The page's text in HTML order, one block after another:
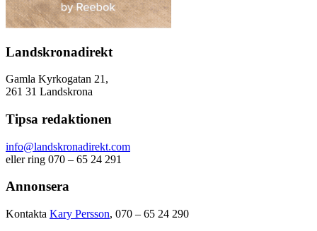
Landskronadirekt
Gamla Kyrkogatan 21,
261 31 Landskrona
Tipsa redaktionen
info@landskronadirekt.com
eller ring 070 – 65 24 291
Annonsera
Kontakta Kary Persson, 070 – 65 24 290